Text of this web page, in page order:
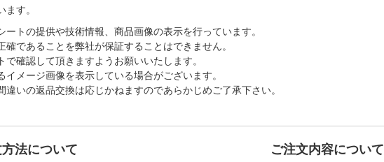
す。
トの提供や技術情報、商品画像の表示を行っています。
であることを弊社が保証することはできません。
確認して頂きますようお願いいたします。
メージ画像を表示している場合がございます。
いの返品交換は応じかねますのであらかじめご了承下さい。
法について ご注文内容について